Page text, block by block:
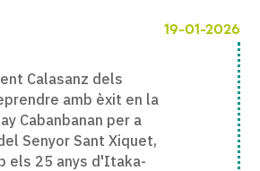
19-01-2026
Calasanz dels
amb èxit en la
Cabanbanan per a
Senyor Sant Xiquet,
els 25 anys d'Itaka-